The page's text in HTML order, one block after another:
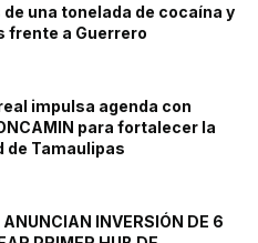
una tonelada de cocaína y
frente a Guerrero
impulsa agenda con
para fortalecer la
Tamaulipas
INVERSIÓN DE 6